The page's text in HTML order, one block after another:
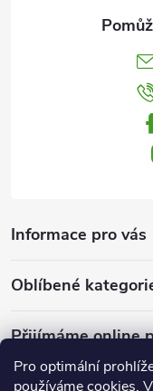
Pro optimální
používáme cookies.
Informace pro vás
Oblíbené
Přijímáme online